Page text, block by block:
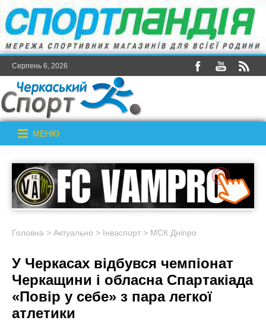
Серпень 6, 2026
МЕНЮ
Головна > Актуально > Інваспорт > МСК Дніпро
У Черкасах відбувся чемпіонат
Черкащини і обласна Спартакіада
«Повір у себе» з пара легкої
атлетики